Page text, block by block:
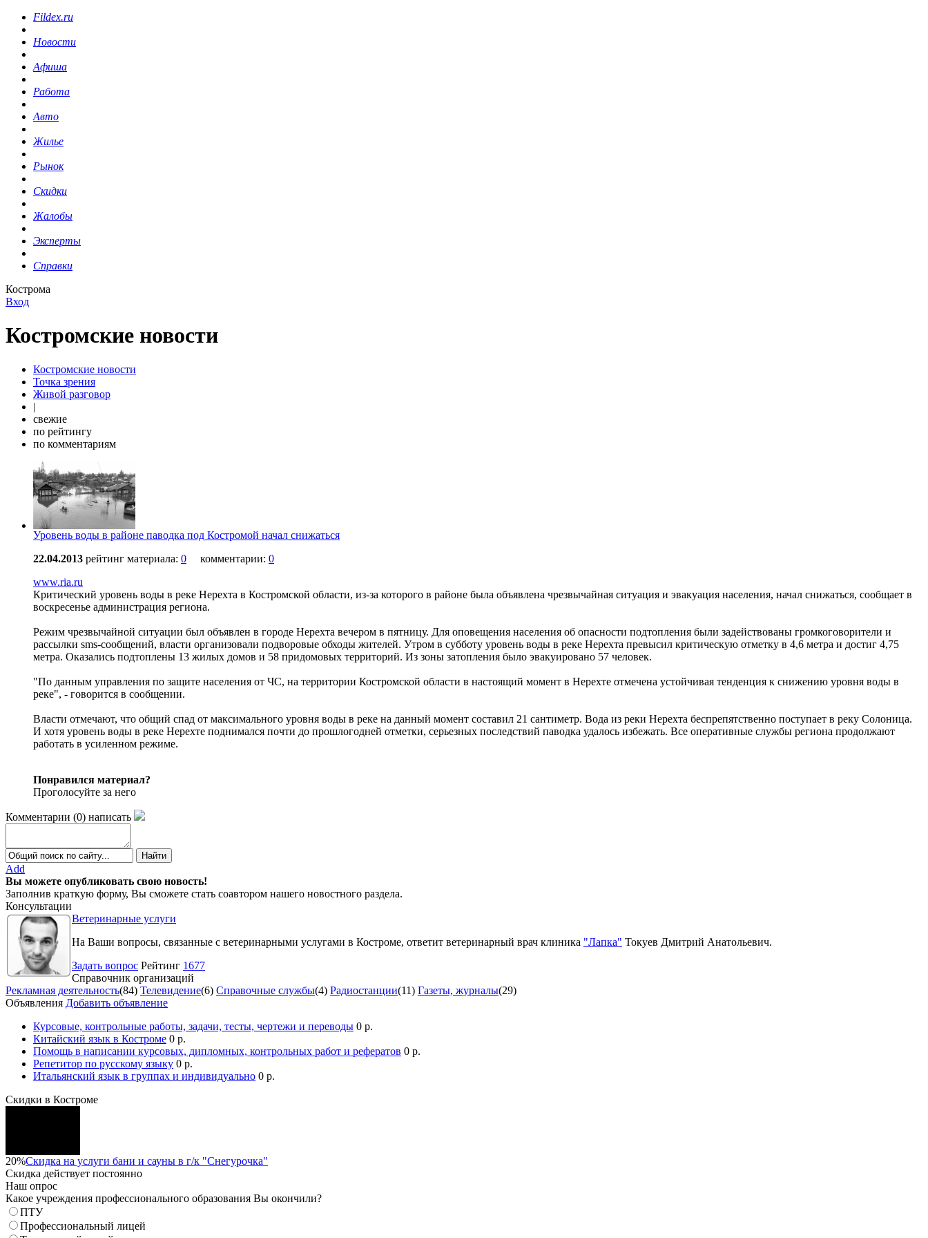
Fildex.ru
Новости
Афиша
Работа
Авто
Жилье
Рынок
Скидки
Жалобы
Эксперты
Справки
Кострома
Вход
Костромские новости
Костромские новости
Точка зрения
Живой разговор
|
свежие
по рейтингу
по комментариям
Уровень воды в районе паводка под Костромой начал снижаться
22.04.2013 рейтинг материала: 0 комментарии: 0
www.ria.ru
Критический уровень воды в реке Нерехта в Костромской области, из-за которого в районе была объявлена чрезвычайная ситуация и эвакуация населения, начал снижаться, сообщает в
воскресенье администрация региона.
Режим чрезвычайной ситуации был объявлен в городе Нерехта вечером в пятницу. Для оповещения населения об опасности подтопления были задействованы громкоговорители и
рассылки sms-сообщений, власти организовали подворовые обходы жителей. Утром в субботу уровень воды в реке Нерехта превысил критическую отметку в 4,6 метра и достиг 4,75
метра. Оказались подтоплены 13 жилых домов и 58 придомовых территорий. Из зоны затопления было эвакуировано 57 человек.
"По данным управления по защите населения от ЧС, на территории Костромской области в настоящий момент в Нерехте отмечена устойчивая тенденция к снижению уровня воды в
реке", - говорится в сообщении.
Власти отмечают, что общий спад от максимального уровня воды в реке на данный момент составил 21 сантиметр. Вода из реки Нерехта беспрепятственно поступает в реку Солоница.
И хотя уровень воды в реке Нерехте поднимался почти до прошлогодней отметки, серьезных последствий паводка удалось избежать. Все оперативные службы региона продолжают
работать в усиленном режиме.
Понравился материал?
Проголосуйте за него
Комментарии (0) написать
Add
Вы можете опубликовать свою новость!
Заполнив краткую форму, Вы сможете стать соавтором нашего новостного раздела.
Консультации
Ветеринарные услуги
На Ваши вопросы, связанные с ветеринарными услугами в Костроме, ответит ветеринарный врач клиника "Лапка" Токуев Дмитрий Анатольевич.
Задать вопрос Рейтинг 1677
Справочник организаций
Рекламная деятельность(84) Телевидение(6) Справочные службы(4) Радиостанции(11) Газеты, журналы(29)
Объявления Добавить объявление
Курсовые, контрольные работы, задачи, тесты, чертежи и переводы 0 р.
Китайский язык в Костроме 0 р.
Помощь в написании курсовых, дипломных, контрольных работ и рефератов 0 р.
Репетитор по русскому языку 0 р.
Итальянский язык в группах и индивидуально 0 р.
Скидки в Костроме
20%Скидка на услуги бани и сауны в г/к "Снегурочка"
Скидка действует постоянно
Наш опрос
Какое учреждения профессионального образования Вы окончили?
ПТУ
Профессиональный лицей